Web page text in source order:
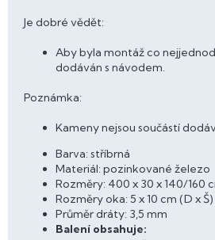
Je dobré vědět:
Aby byla montáž co
dodáván s návodem.
Poznámka:
Kameny nejsou součástí
Barva: stříbrná
Materiál: pozinkované železo
Rozměry: 400 x 30 x 140/160
Rozměry oka: 5 x 10 cm (D x Š)
Průměr dráty: 3,5 mm
Balení obsahuje: